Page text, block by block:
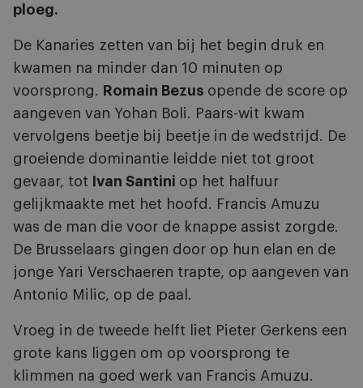
ploeg.
De Kanaries zetten van bij het begin druk en
kwamen na minder dan 10 minuten op
voorsprong. Romain Bezus opende de score op
aangeven van Yohan Boli. Paars-wit kwam
vervolgens beetje bij beetje in de wedstrijd. De
groeiende dominantie leidde niet tot groot
gevaar, tot
Ivan Santini op het halfuur
gelijkmaakte met het hoofd. Francis Amuzu
was de man die voor de knappe assist zorgde.
De Brusselaars gingen door op hun elan en de
jonge Yari Verschaeren trapte, op aangeven van
Antonio Milic, op de paal.
Vroeg in de tweede helft liet Pieter Gerkens een
grote kans liggen om op voorsprong te
klimmen na goed werk van Francis Amuzu.